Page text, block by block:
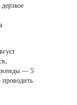
— 5
проводить